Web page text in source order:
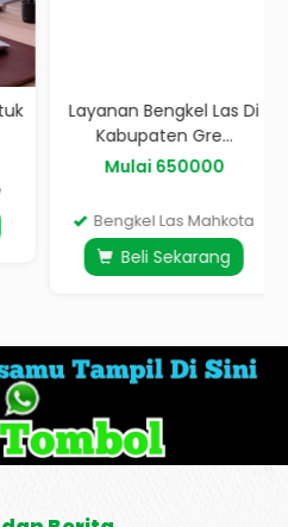
Layanan Bengkel Las Di
Kabupaten Gre...
Mulai 650000
Bengkel Las Mahkota
Beli Sekarang